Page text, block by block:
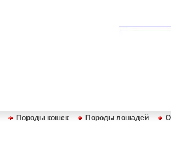
Породы кошек Породы лошадей